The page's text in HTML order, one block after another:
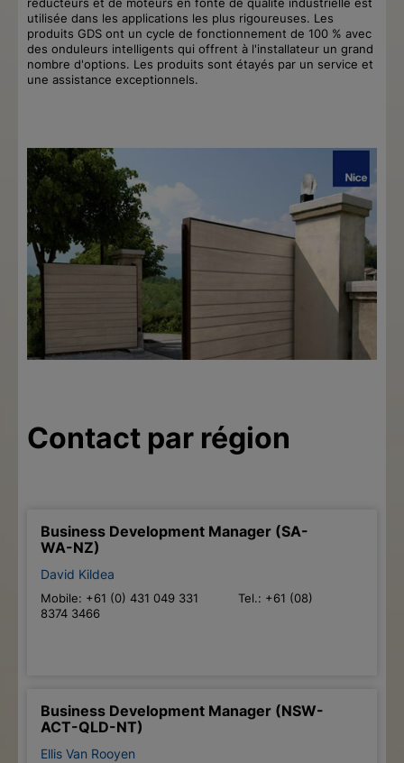
utilisée dans les applications les plus rigoureuses. Les
produits GDS ont un cycle de fonctionnement de 100 % avec
des onduleurs intelligents qui offrent à l'installateur un grand
nombre d'options. Les produits sont étayés par un service et
une assistance exceptionnels.
Contact par région
Business Development Manager (SA-
WA-NZ)
David Kildea
Mobile: +61 (0) 431 049 331 Tel.: +61 (08)
8374 3466
Business Development Manager (NSW-
ACT-QLD-NT)
Ellis Van Rooyen